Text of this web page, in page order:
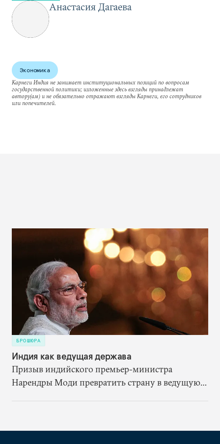
Анастасия Дагаева
Экономика
Карнеги Индия не занимает институциональных позиций по вопросам
государственной политики; изложенные здесь взгляды принадлежат
автору(ам) и не обязательно отражают взгляды Карнеги, его сотрудников
или попечителей.
БРОШЮРА
Индия как ведущая держава
Призыв индийского премьер-министра
Нарендры Моди превратить страну в ведущую